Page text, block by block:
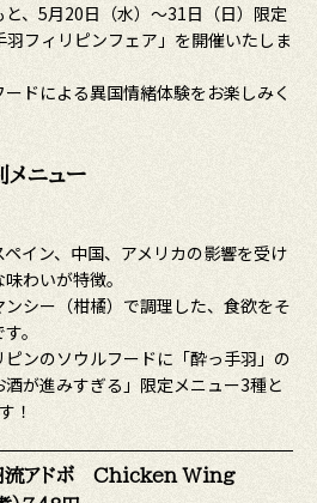
、5月20日（水）～31日（日）限定
フィリピンフェア」を開催いたしま
ドによる異国情緒体験をお楽しみく
メニュー
イン、中国、アメリカの影響を受け
わいが特徴。
シー（柑橘）で調理した、食欲をそ
。
ンのソウルフードに「酔っ手羽」の
が進みすぎる」限定メニュー3種と
！
羽流アドボ Chicken Wing